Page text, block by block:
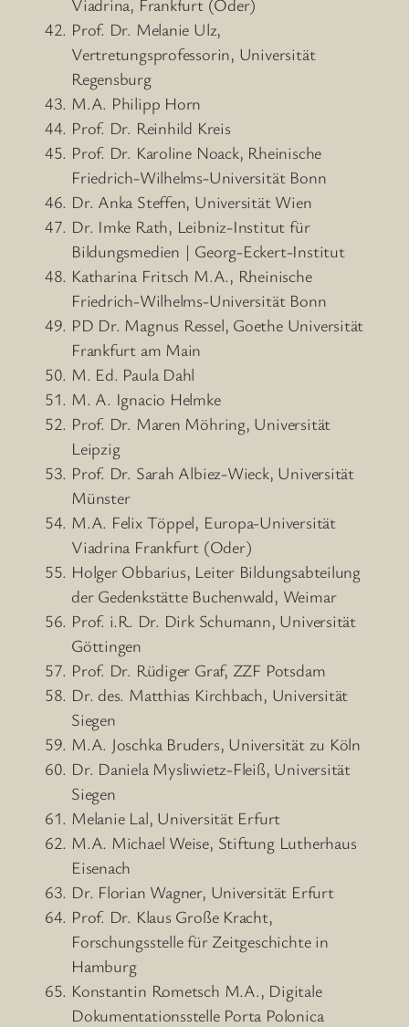
Prof. Dr. Melanie Ulz,
Vertretungsprofessorin, Universität
Regensburg
M.A. Philipp Horn
Prof. Dr. Reinhild Kreis
Prof. Dr. Karoline Noack, Rheinische
Friedrich-Wilhelms-Universität Bonn
Dr. Anka Steffen, Universität Wien
Dr. Imke Rath, Leibniz-Institut für
Bildungsmedien | Georg-Eckert-Institut
Katharina Fritsch M.A., Rheinische
Friedrich-Wilhelms-Universität Bonn
PD Dr. Magnus Ressel, Goethe Universität
Frankfurt am Main
M. Ed. Paula Dahl
M. A. Ignacio Helmke
Prof. Dr. Maren Möhring, Universität
Leipzig
Prof. Dr. Sarah Albiez-Wieck, Universität
Münster
M.A. Felix Töppel, Europa-Universität
Viadrina Frankfurt (Oder)
Holger Obbarius, Leiter Bildungsabteilung
der Gedenkstätte Buchenwald, Weimar
Prof. i.R. Dr. Dirk Schumann, Universität
Göttingen
Prof. Dr. Rüdiger Graf, ZZF Potsdam
Dr. des. Matthias Kirchbach, Universität
Siegen
M.A. Joschka Bruders, Universität zu Köln
Dr. Daniela Mysliwietz-Fleiß, Universität
Siegen
Melanie Lal, Universität Erfurt
M.A. Michael Weise, Stiftung Lutherhaus
Eisenach
Dr. Florian Wagner, Universität Erfurt
Prof. Dr. Klaus Große Kracht,
Forschungsstelle für Zeitgeschichte in
Hamburg
Konstantin Rometsch M.A., Digitale
Dokumentationsstelle Porta Polonica